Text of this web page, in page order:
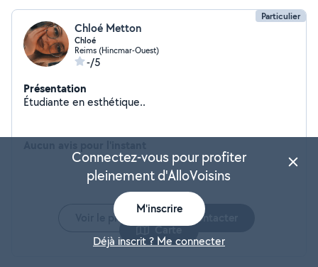
Particulier
Chloé Metton
Chloé
Reims (Hincmar-Ouest)
-/5
Présentation
Étudiante en esthétique..
Voir le profil
Contacter
Carte
Connectez-vous pour profiter
pleinement d'AlloVoisins
M'inscrire
Déjà inscrit ? Me connecter